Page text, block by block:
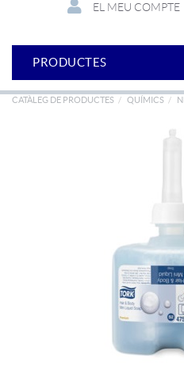
EL MEU COMPTE
PRODUCTES
CATÀLEG DE PRODUCTES QUÍMICS